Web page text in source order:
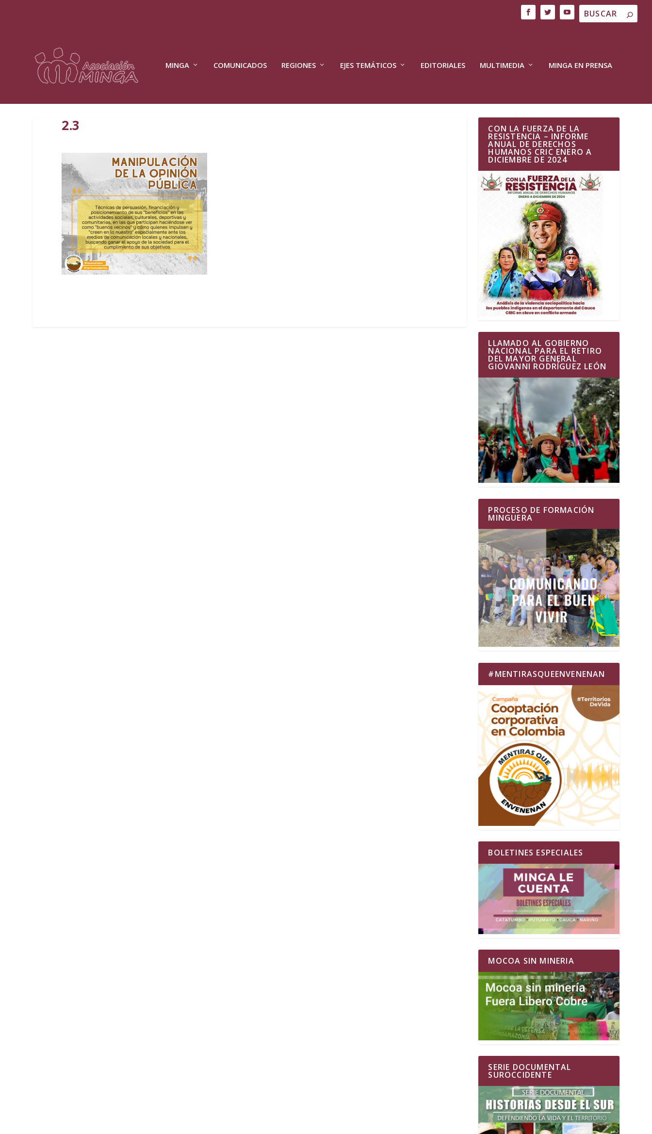
MINGA COMUNICADOS REGIONES EJES TEMÁTICOS EDITORIALES MULTIMEDIA MINGA EN PRENSA
2.3 CON LA FUERZA DE LA
RESISTENCIA – INFORME
ANUAL DE DERECHOS
HUMANOS CRIC ENERO A
DICIEMBRE DE 2024
LLAMADO AL GOBIERNO
NACIONAL PARA EL RETIRO
DEL MAYOR GENERAL
GIOVANNI RODRÍGUEZ LEÓN
PROCESO DE FORMACIÓN
MINGUERA
#MENTIRASQUEENVENENAN
BOLETINES ESPECIALES
MOCOA SIN MINERIA
SERIE DOCUMENTAL
SUROCCIDENTE